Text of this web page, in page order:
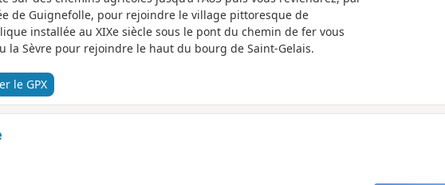
de Guignefolle, pour rejoindre le village pittoresque de
installée au XIXe siècle sous le pont du chemin de fer vous
la Sèvre pour rejoindre le haut du bourg de Saint-Gelais.
le GPX